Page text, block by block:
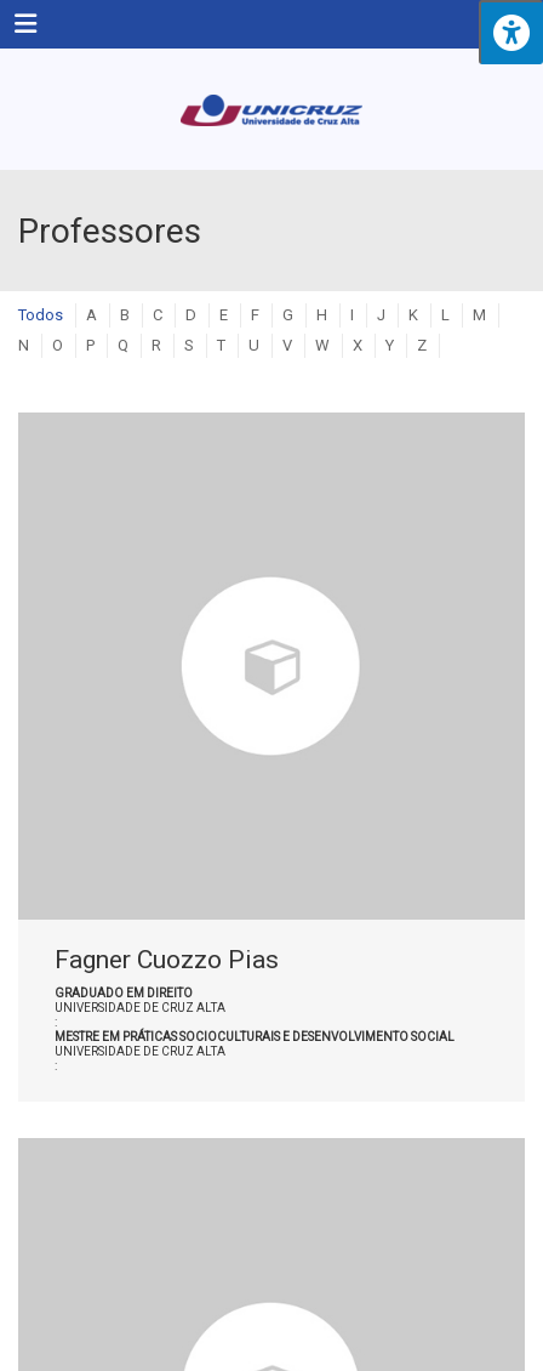
Menu
Professores
Todos A B C D E F G H I J K L
M
N
O P Q R S T U V W X Y Z
Fagner Cuozzo Pias
GRADUADO EM DIREITO
UNIVERSIDADE DE CRUZ ALTA
:
MESTRE EM PRÁTICAS SOCIOCULTURAIS E DESENVOLVIMENTO SOCIAL
UNIVERSIDADE DE CRUZ ALTA
: